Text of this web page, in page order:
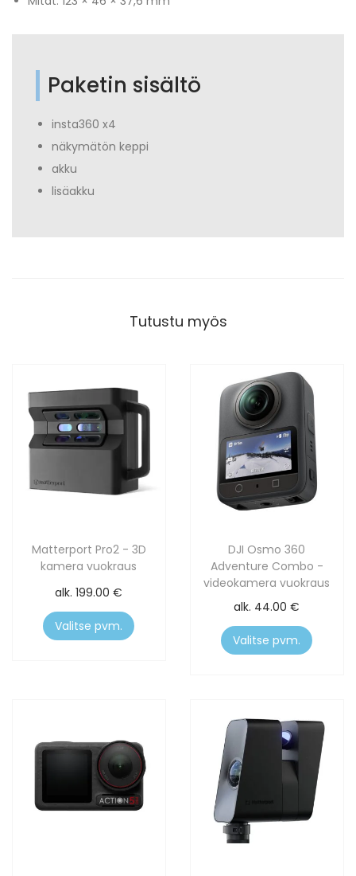
Paketin sisältö
insta360 x4
näkymätön keppi
akku
lisäakku
Tutustu myös
Matterport Pro2 - 3D
kamera vuokraus
alk.199.00€
Valitse pvm.
DJI Osmo 360
Adventure Combo -
videokamera vuokraus
alk. 44.00€
Valitse pvm.